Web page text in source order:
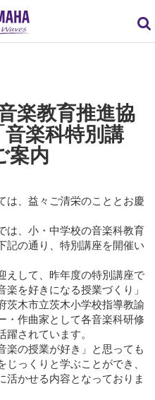
楽教育推進協
楽科特別講
案内
、益々ご清栄のこととお慶
、小・中学校の音楽科教育
記の通り、特別講座を開催い
して、昨年度の特別講座で
を好きになる授業づくり」
茨木市立茨木小学校指導教諭
・作曲家として各音楽科研修
されています。
の授業が好き」と思っても
っくりと学ぶことができ、
活かせる内容となっておりま